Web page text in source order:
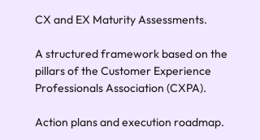
CX and EX Maturity Assessments.
A structured framework based on the
pillars of the Customer Experience
Professionals Association (CXPA).
Action plans and execution roadmap.